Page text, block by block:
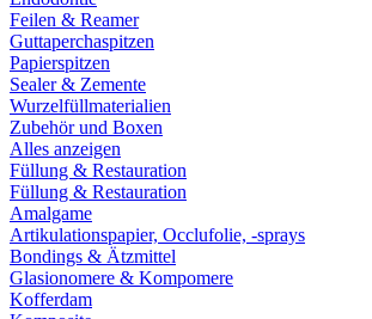
Feilen & Reamer
Guttaperchaspitzen
Papierspitzen
Sealer & Zemente
Wurzelfüllmaterialien
Zubehör und Boxen
Alles anzeigen
Füllung & Restauration
Füllung & Restauration
Amalgame
Artikulationspapier, Occlufolie, -sprays
Bondings & Ätzmittel
Glasionomere & Kompomere
Kofferdam